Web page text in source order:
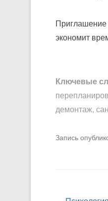
Приглашение
экономит
Ключевые
демонтаж,
Запись